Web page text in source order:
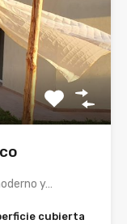
y…
cubierta